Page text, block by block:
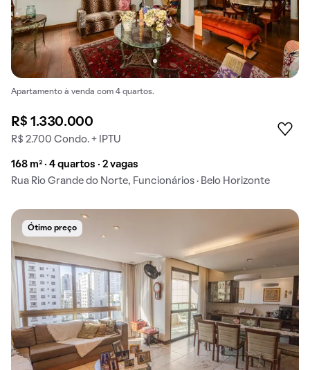
Apartamento à venda com 4 quartos.
R$ 1.330.000
R$ 2.700 Condo. + IPTU
168 m² · 4 quartos · 2 vagas
Rua Rio Grande do Norte, Funcionários · Belo Horizonte
Ótimo preço